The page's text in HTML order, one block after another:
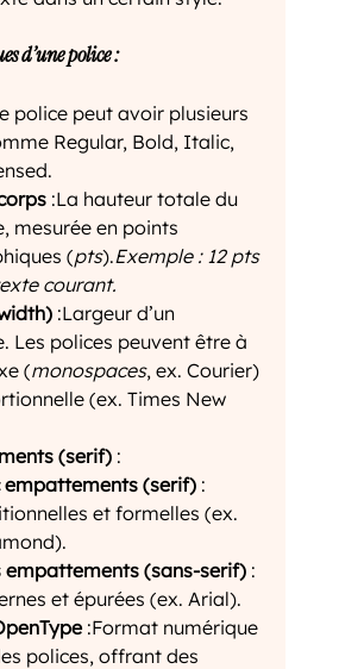
d’une police :
police peut avoir plusieurs
Regular, Bold, Italic,
:La hauteur totale du
mesurée en points
(pts).Exemple : 12 pts
courant.
:Largeur d’un
Les polices peuvent être à
(monospaces, ex. Courier)
(ex. Times New
(serif) :
empattements (serif) :
et formelles (ex.
empattements (sans-serif) :
et épurées (ex. Arial).
:Format numérique
polices, offrant des